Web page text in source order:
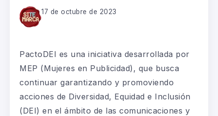
17 de octubre de 2023
PactoDEI es una iniciativa desarrollada por
MEP (Mujeres en Publicidad), que busca
continuar garantizando y promoviendo
acciones de Diversidad, Equidad e Inclusión
(DEI) en el ámbito de las comunicaciones y